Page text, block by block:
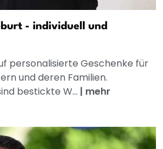
- individuell und
personalisierte Geschenke für
und deren Familien.
bestickte W... | mehr